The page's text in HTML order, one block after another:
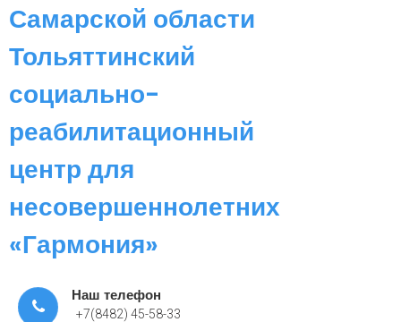
Самарской области
Тольяттинский
социально-
реабилитационный
центр для
несовершеннолетних
«Гармония»
Наш телефон
+7(8482) 45-58-33